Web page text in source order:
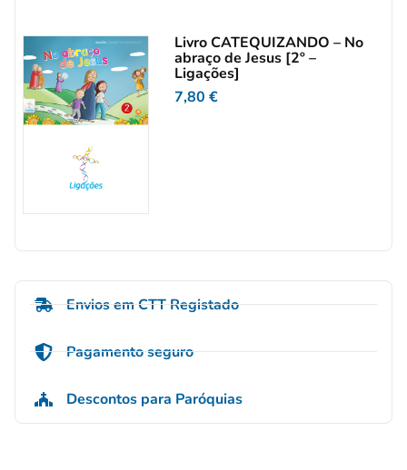
Livro CATEQUIZANDO – No
abraço de Jesus [2º –
Ligações]
7,80€
Envios em CTT Registado
Pagamento seguro
Descontos para Paróquias